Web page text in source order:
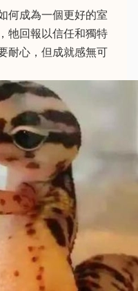
何成為一個更好的室
牠回報以信任和獨特
耐心，但成就感無可